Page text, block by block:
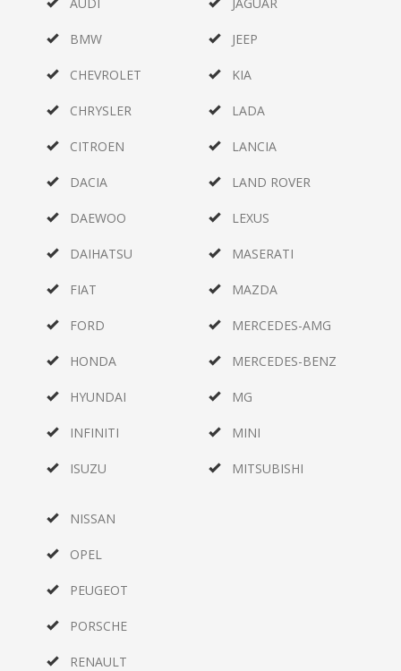
BMW
CHEVROLET
CHRYSLER
CITROEN
DACIA
DAEWOO
DAIHATSU
FIAT
FORD
HONDA
HYUNDAI
INFINITI
ISUZU
JEEP
KIA
LADA
LANCIA
LAND ROVER
LEXUS
MASERATI
MAZDA
MERCEDES-AMG
MERCEDES-BENZ
MG
MINI
MITSUBISHI
NISSAN
OPEL
PEUGEOT
PORSCHE
RENAULT